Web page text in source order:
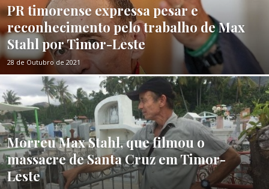
PR timorense expressa pesar e
reconhecimento pelo trabalho de Max
Stahl por Timor-Leste
28 de Outubro de 2021
Morreu Max Stahl, que filmou o
massacre de Santa Cruz em Timor-
Leste